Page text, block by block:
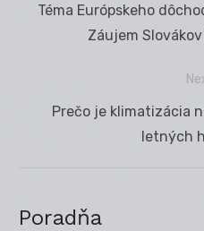
Previous
Téma Európskeho
Záujem
NextPrečo je klimatizácia
letných
Poradňa